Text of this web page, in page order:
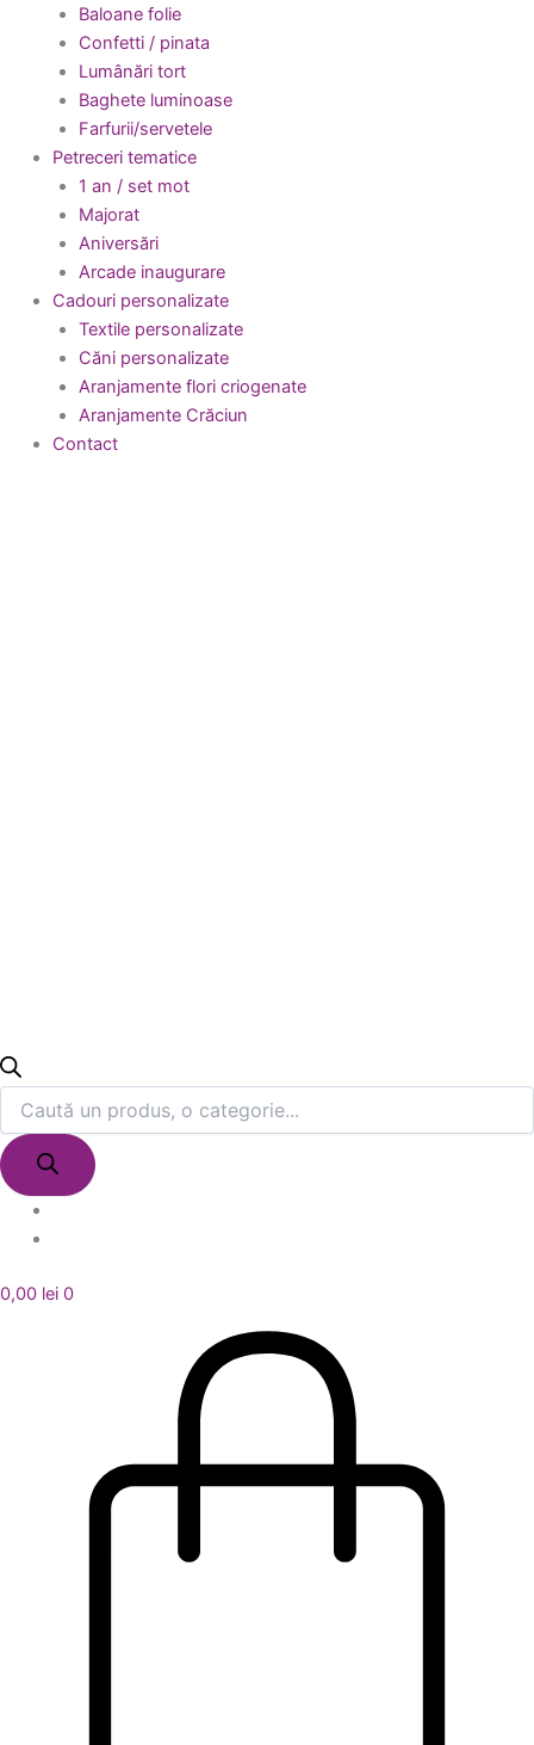
Baloane folie
Confetti / pinata
Lumânări tort
Baghete luminoase
Farfurii/servetele
Petreceri tematice
1 an / set mot
Majorat
Aniversări
Arcade inaugurare
Cadouri personalizate
Textile personalizate
Căni personalizate
Aranjamente flori criogenate
Aranjamente Crăciun
Contact
0,00 lei 0